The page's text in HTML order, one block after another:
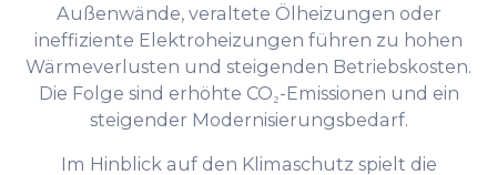
Außenwände, veraltete Ölheizungen oder
ineffiziente Elektroheizungen führen zu hohen
Wärmeverlusten und steigenden Betriebskosten.
Die Folge sind erhöhte CO₂-Emissionen und ein
steigender Modernisierungsbedarf.
Im Hinblick auf den Klimaschutz spielt die